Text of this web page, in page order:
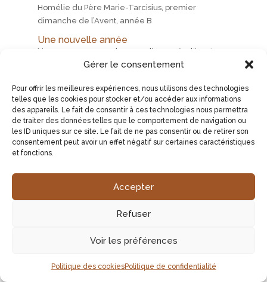
Gérer le consentement
Pour offrir les meilleures expériences, nous utilisons des technologies
telles que les cookies pour stocker et/ou accéder aux informations
des appareils. Le fait de consentir à ces technologies nous permettra
de traiter des données telles que le comportement de navigation ou
les ID uniques sur ce site. Le fait de ne pas consentir ou de retirer son
consentement peut avoir un effet négatif sur certaines caractéristiques
et fonctions.
Accepter
Refuser
Voir les préférences
Politique des cookiesPolitique de confidentialité
Homélie du Père Marie-Tarcisius, premier
dimanche de l’Avent, année B
Une nouvelle année
Nous commençons la nouvelle année liturgique.
Bien sûr, avec tous nos concitoyens, le 1ᵉʳ janvier
civile. Mais nous rendons à César ce qui était à
César et aujourd’hui nous rendons à Dieu ce qui
est à Dieu. Pour le chrétien, l’année qui
commence, c’est vraiment le temps de l’Avent,
parce que c’est ce qui donne tout son sens à notre
vie. En faisant commencer cette année liturgique,
l’Eglise nous tourne vers le Christ. Et la richesse,
tous les ans, on va pouvoir à nouveau fréquenter
ceux de la vie de sa Mère, des Saints, dans un
rythme qui nous permet chaque année de nous
familiariser, d’intérioriser plus tel ou tel aspect.